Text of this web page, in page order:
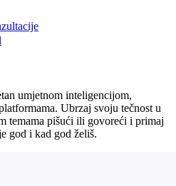
umjetnom inteligencijom,
Ubrzaj svoju tečnost u
temama pišući ili govoreći i primaj
god i kad god želiš.